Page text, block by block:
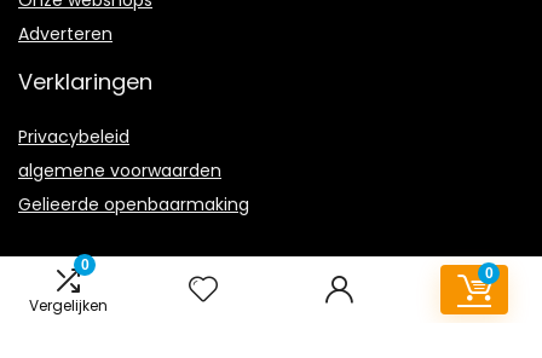
0
Vergelijken
0
Adverteren
Verklaringen
Privacybeleid
algemene voorwaarden
Gelieerde openbaarmaking